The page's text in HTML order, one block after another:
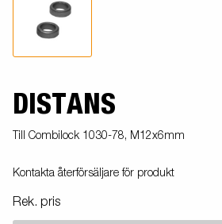
DISTANS
Till Combilock 1030-78, M12x6mm
Kontakta återförsäljare för produkt
Rek. pris